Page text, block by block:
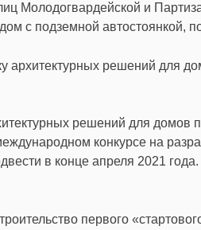
Молодогвардейской и
с подземной автостоянкой,
решений для домов
конкурсе на
в конце апреля 2021 года.